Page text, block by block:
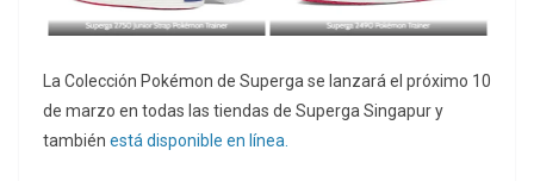
La Colección Pokémon de Superga se lanzará el próximo 10
de marzo en todas las tiendas de Superga Singapur y
también está disponible en línea.